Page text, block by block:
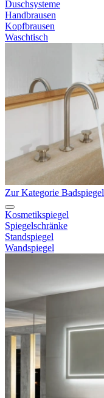
Duschsysteme
Handbrausen
Kopfbrausen
Waschtisch
Zur Kategorie Badspiegel
Kosmetikspiegel
Spiegelschränke
Standspiegel
Wandspiegel